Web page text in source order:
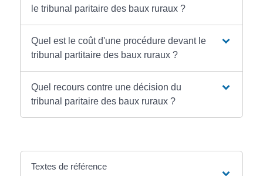
le tribunal paritaire des baux ruraux ?
Quel est le coût d'une procédure devant le
tribunal partitaire des baux ruraux ?
Quel recours contre une décision du
tribunal paritaire des baux ruraux ?
Textes de référence